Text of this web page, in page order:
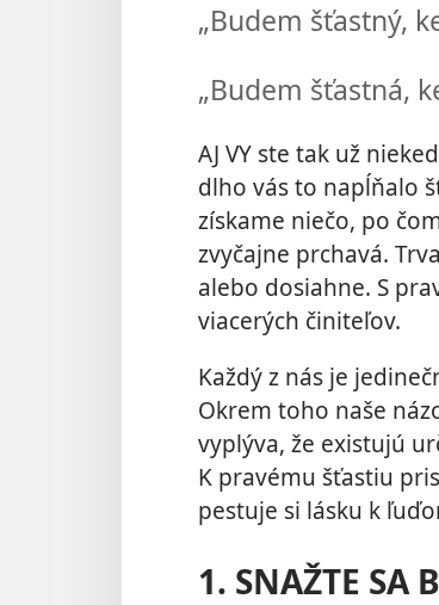
„Budem šťastný,
„Budem šťastná,
AJ VY ste tak už
dlho vás to napĺňalo
získame niečo, po
zvyčajne prchavá.
alebo dosiahne. S
viacerých činiteľov.
Každý z nás je
Okrem toho naše
vyplýva, že existujú
K pravému šťastiu
pestuje si lásku k
1. SNAŽTE SA